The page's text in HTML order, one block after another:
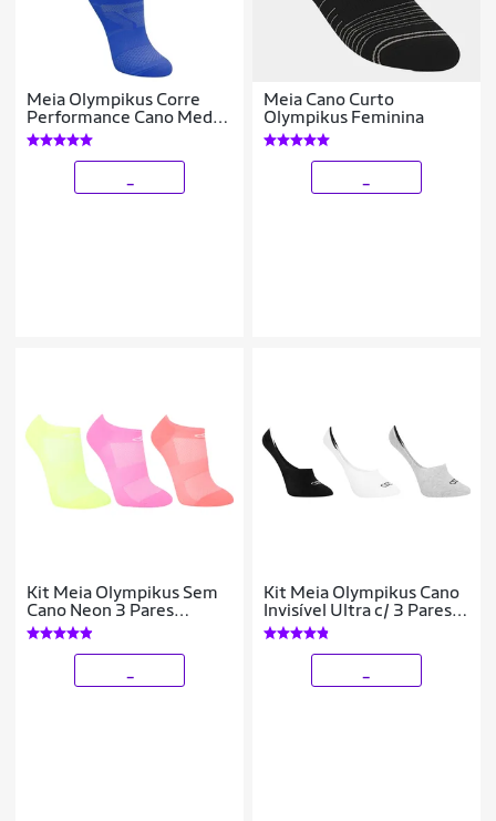
Meia Olympikus Corre
Performance Cano Medio
Feminina
Meia Cano Curto
Olympikus Feminina
Kit Meia Olympikus Sem
Cano Neon 3 Pares
Feminino
Kit Meia Olympikus Cano
Invisível Ultra c/ 3 Pares
Feminina